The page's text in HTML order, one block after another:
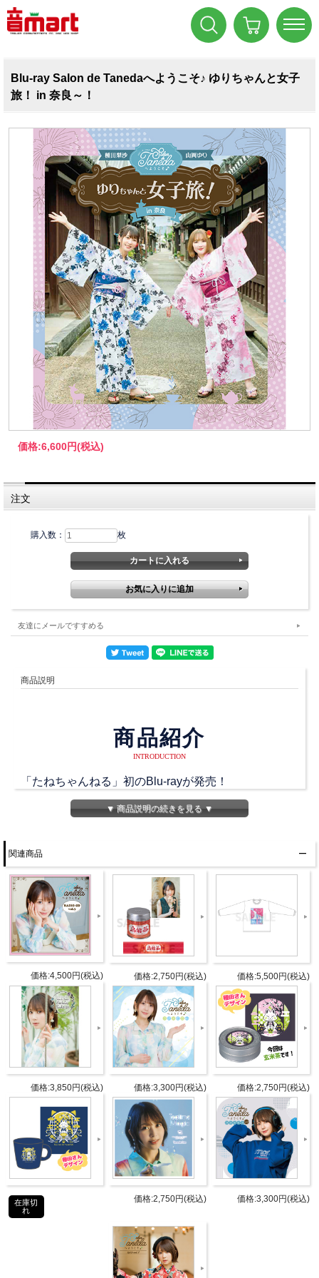
Blu-ray Salon de Tanedaへようこそ♪ ゆりちゃんと女子
旅！ in 奈良～！
価格:6,600円(税込)
注文
購入数： 枚
友達にメールですすめる
商品説明
商品紹介
INTRODUCTION
「たねちゃんねる」初のBlu-rayが発売！
仲良しの山岡ゆりさんと2人で奈良で女子旅をしてき
アフタヌーンティーを楽しんだり、鹿と戯れたり、浴
衣で街ブラしたり…
フリーダムに楽しむ2人の様子をのぞき見してくださ
い♪
商品詳細
DETAIL
発売日 2023年11月29日
出演者 種田梨沙 、 山岡ゆり
収録内
Blu-ray：1枚組（1層）
収録分数：約90分
収録内容：新規撮りおろし奈良ロケ
発売元
タブリエ・コミュニケーションズ株
式会社
式会社
4589477680046
▼ 商品説明の続きを見る ▼
関連商品
価格:4,500円(税込) 価格:2,750円(税込) 価格:5,500円(税込)
価格:3,850円(税込) 価格:3,300円(税込) 価格:2,750円(税込)
在庫切
れ
価格:2,750円(税込) 価格:3,300円(税込)